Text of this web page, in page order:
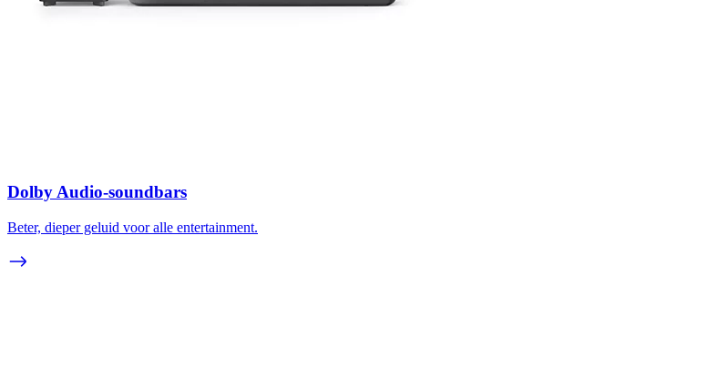
Dolby Audio-soundbars
Beter, dieper geluid voor alle entertainment.